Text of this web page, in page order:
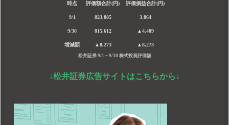
時点 評価額合計(円) 評価損益合計(円)
9/1 823,885 3,864
9/30 815,612 ▲4,409
増減額 ▲8,273 ▲8,273
松井証券 9/1～9/30 株式投資評価額
↓松井証券広告サイトはこちらから↓